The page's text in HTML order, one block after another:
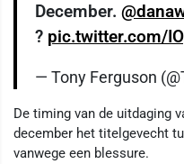
December.
? pic.twitter.com/
— Tony Ferguson
De timing van de uitdaging
december het titelgevecht
vanwege een blessure.